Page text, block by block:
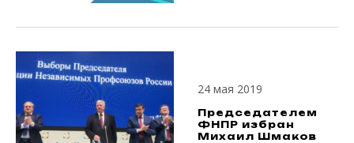
24 мая 2019
Председателем
ФНПР избран
Михаил Шмаков